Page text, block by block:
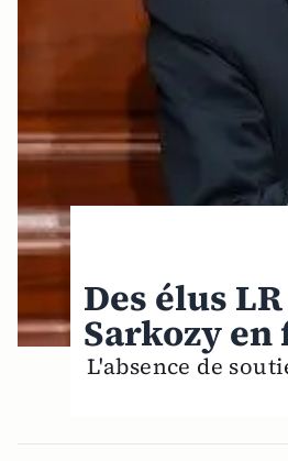
Des élus
Sarkozy
L'absence de